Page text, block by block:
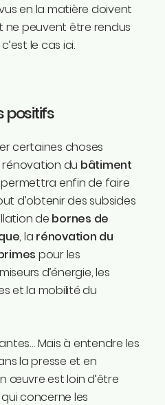
en la matière doivent
peuvent être rendus
le cas ici.
positifs
certaines choses
rénovation du bâtiment
permettra enfin de faire
d’obtenir des subsides
de bornes de
, la rénovation du
pour les
d’énergie, les
et la mobilité du
Mais à entendre les
la presse et en
œuvre est loin d’être
concerne les